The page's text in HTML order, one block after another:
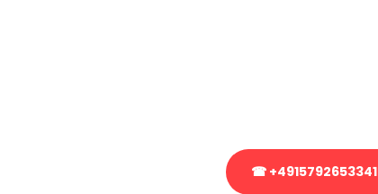
☎ +4915792653341